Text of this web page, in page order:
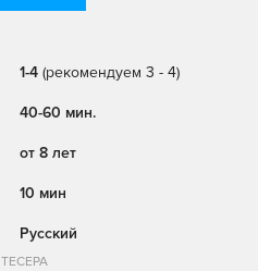
1-4 (рекомендуем 3 - 4)
40-60 мин.
от 8 лет
10 мин
Русский
ТЕСЕРА